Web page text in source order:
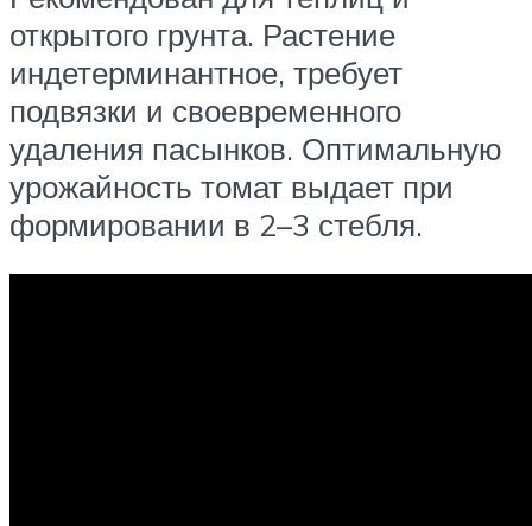
открытого грунта. Растение
индетерминантное, требует
подвязки и своевременного
удаления пасынков. Оптимальную
урожайность томат выдает при
формировании в 2–3 стебля.